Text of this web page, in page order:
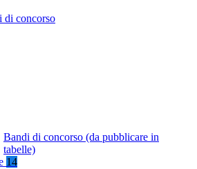
di concorso
Bandi di concorso (da pubblicare in
tabelle)
14